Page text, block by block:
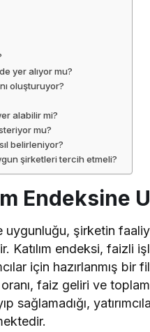
yer alıyor mu?
oluşturuyor?
alabilir mi?
mu?
belirleniyor?
şirketleri tercih etmeli?
Endeksine
uygunluğu, şirketin
Katılım endeksi, faizli
için hazırlanmış
faiz geliri ve toplam
sağlamadığı,